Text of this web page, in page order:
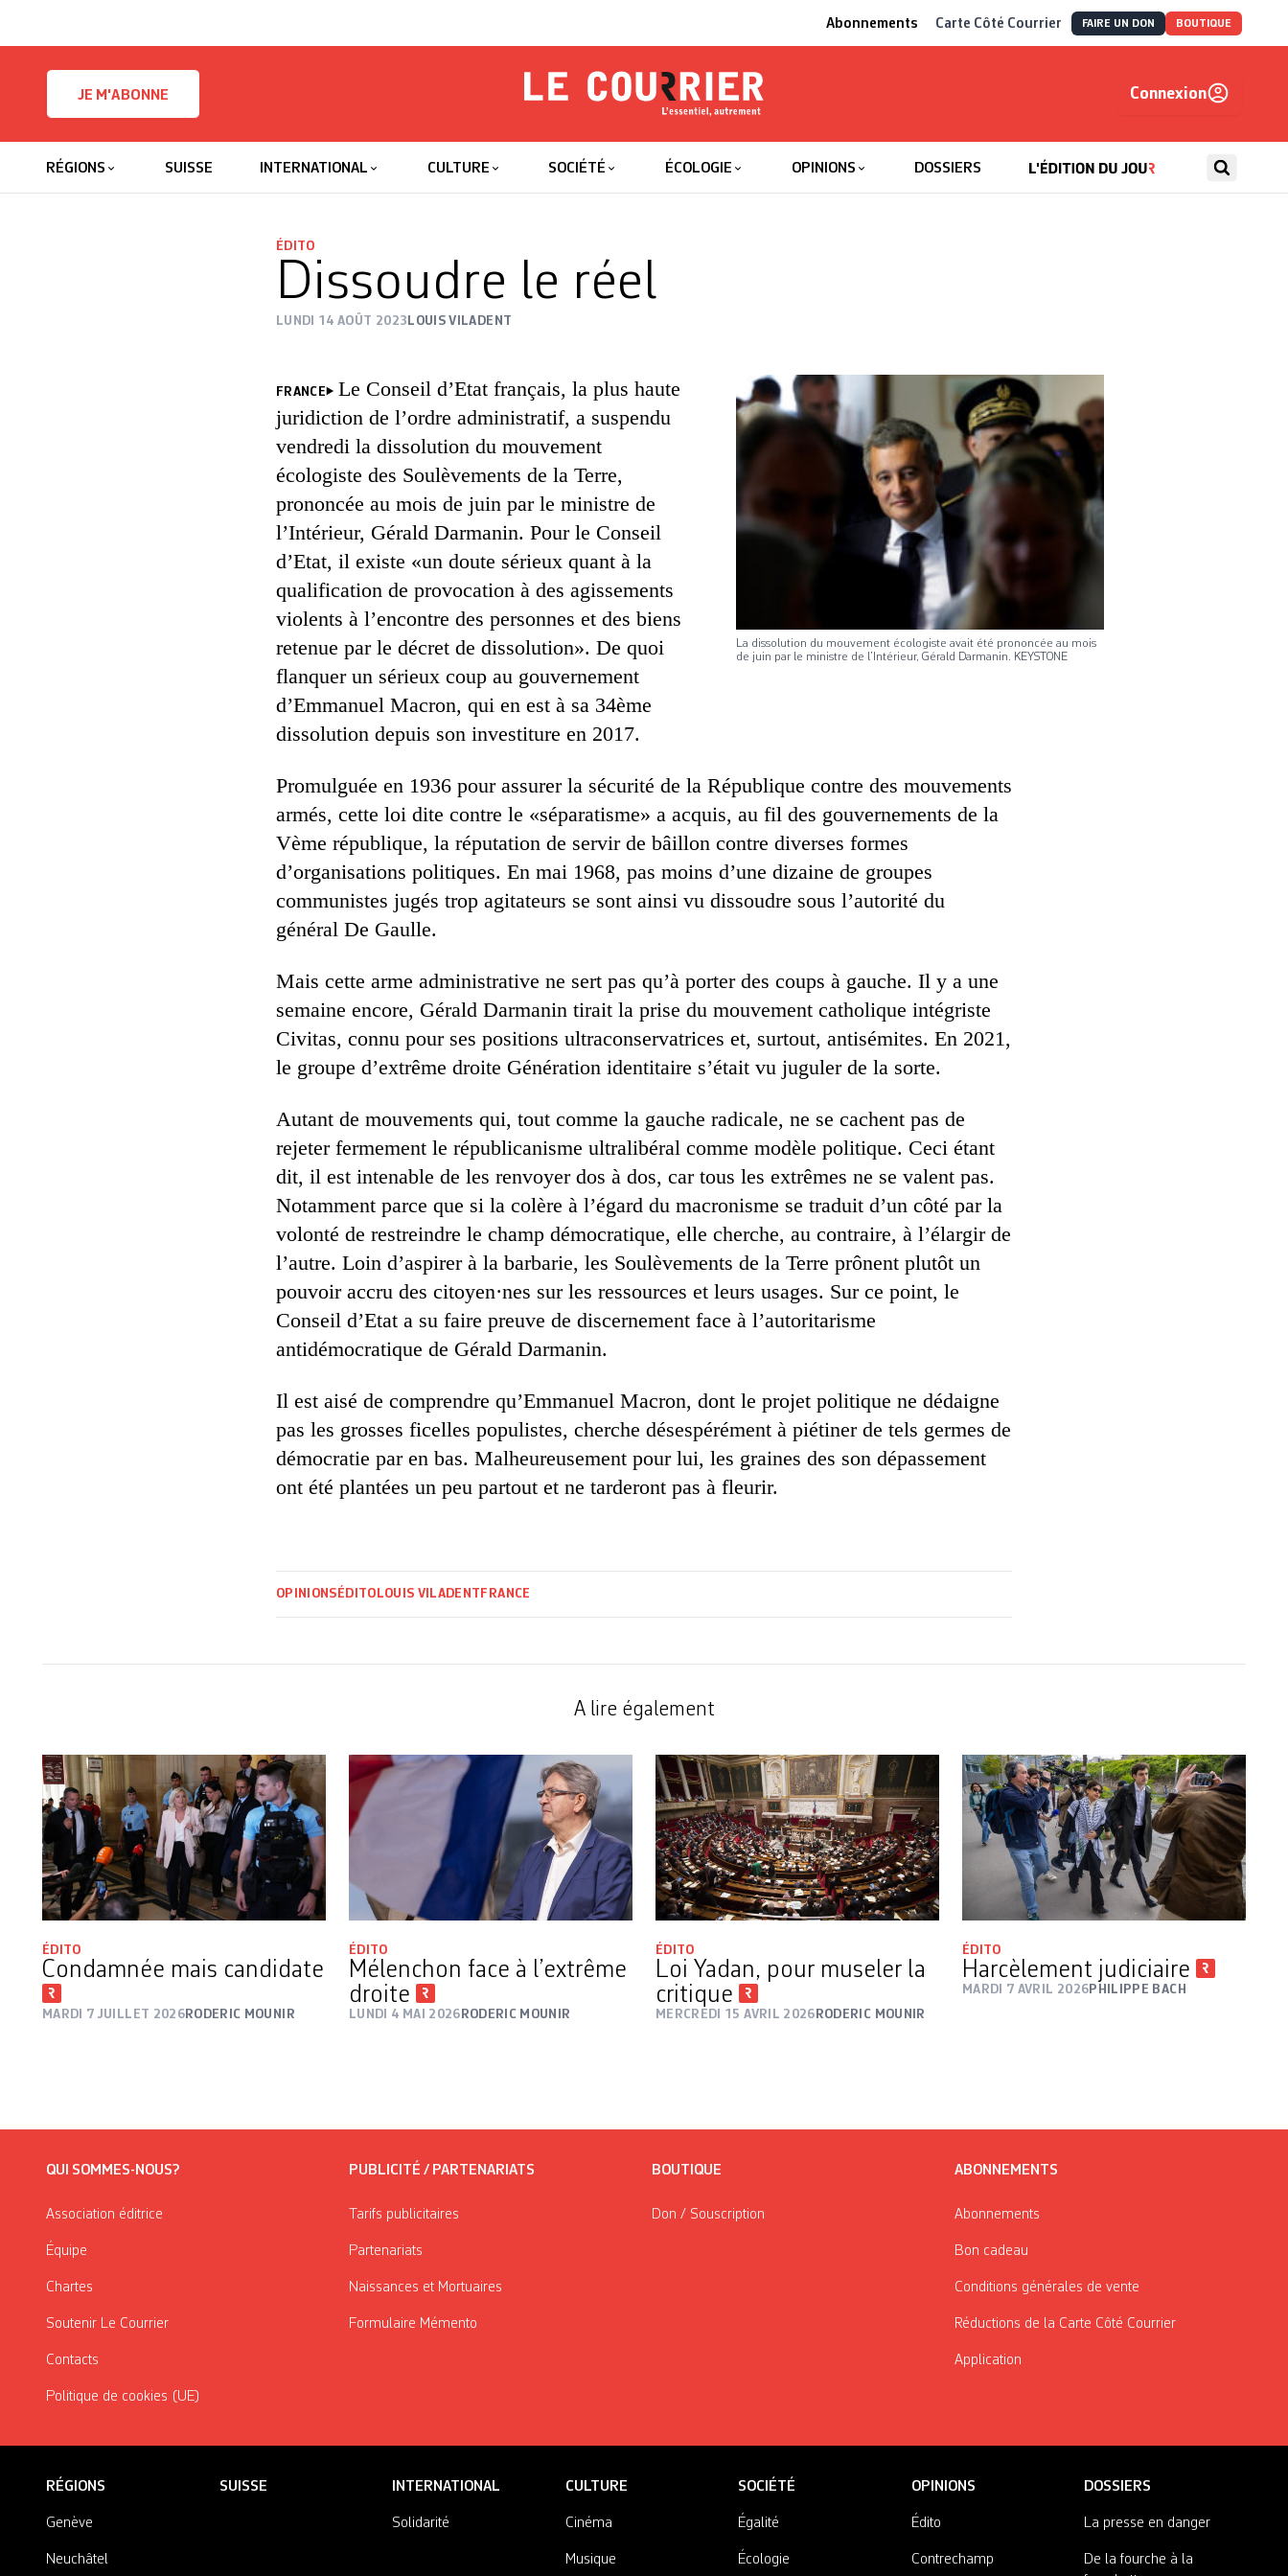
Abonnements Carte Côté Courrier FAIRE UN DON BOUTIQUE
JE M'ABONNE
Le Courrier
Connexion
RÉGIONS SUISSE INTERNATIONAL CULTURE SOCIÉTÉ ÉCOLOGIE OPINIONS DOSSIERS
ÉDITO
Dissoudre le réel
LUNDI 14 AOÛT 2023 LOUIS VILADENT
La dissolution du mouvement écologiste avait été prononcée au mois
de juin par le ministre de l’Intérieur, Gérald Darmanin. KEYSTONE
FRANCE
Le Conseil d’Etat français, la plus haute
juridiction de l’ordre administratif, a suspendu
vendredi la dissolution du mouvement
écologiste des Soulèvements de la Terre,
prononcée au mois de juin par le ministre de
l’Intérieur, Gérald Darmanin. Pour le Conseil
d’Etat, il existe «un doute sérieux quant à la
qualification de provocation à des agissements
violents à l’encontre des personnes et des biens
retenue par le décret de dissolution». De quoi
flanquer un sérieux coup au gouvernement
d’Emmanuel Macron, qui en est à sa 34ème
dissolution depuis son investiture en 2017.
Promulguée en 1936 pour assurer la sécurité de la République contre des mouvements
armés, cette loi dite contre le «séparatisme» a acquis, au fil des gouvernements de la
Vème république, la réputation de servir de bâillon contre diverses formes
d’organisations politiques. En mai 1968, pas moins d’une dizaine de groupes
communistes jugés trop agitateurs se sont ainsi vu dissoudre sous l’autorité du
général De Gaulle.
Mais cette arme administrative ne sert pas qu’à porter des coups à gauche. Il y a une
semaine encore, Gérald Darmanin tirait la prise du mouvement catholique intégriste
Civitas, connu pour ses positions ultraconservatrices et, surtout, antisémites. En 2021,
le groupe d’extrême droite Génération identitaire s’était vu juguler de la sorte.
Autant de mouvements qui, tout comme la gauche radicale, ne se cachent pas de
rejeter fermement le républicanisme ultralibéral comme modèle politique. Ceci étant
dit, il est intenable de les renvoyer dos à dos, car tous les extrêmes ne se valent pas.
Notamment parce que si la colère à l’égard du macronisme se traduit d’un côté par la
volonté de restreindre le champ démocratique, elle cherche, au contraire, à l’élargir de
l’autre. Loin d’aspirer à la barbarie, les Soulèvements de la Terre prônent plutôt un
pouvoir accru des citoyen·nes sur les ressources et leurs usages. Sur ce point, le
Conseil d’Etat a su faire preuve de discernement face à l’autoritarisme
antidémocratique de Gérald Darmanin.
Il est aisé de comprendre qu’Emmanuel Macron, dont le projet politique ne dédaigne
pas les grosses ficelles populistes, cherche désespérément à piétiner de tels germes de
démocratie par en bas. Malheureusement pour lui, les graines des son dépassement
ont été plantées un peu partout et ne tarderont pas à fleurir.
OPINIONS ÉDITO LOUIS VILADENT FRANCE
A lire également
ÉDITO
Condamnée mais candidate
MARDI 7 JUILLET 2026 RODERIC MOUNIR
ÉDITO
Mélenchon face à l’extrême
droite
LUNDI 4 MAI 2026 RODERIC MOUNIR
ÉDITO
Loi Yadan, pour museler la
critique
MERCREDI 15 AVRIL 2026 RODERIC MOUNIR
ÉDITO
Harcèlement judiciaire
MARDI 7 AVRIL 2026 PHILIPPE BACH
QUI SOMMES-NOUS?
Association éditrice
Équipe
Chartes
Soutenir Le Courrier
Contacts
Politique de cookies (UE)
PUBLICITÉ / PARTENARIATS
Tarifs publicitaires
Partenariats
Naissances et Mortuaires
Formulaire Mémento
BOUTIQUE
Don / Souscription
ABONNEMENTS
Abonnements
Bon cadeau
Conditions générales de vente
Réductions de la Carte Côté Courrier
Application
RÉGIONS
Genève
Neuchâtel
SUISSE INTERNATIONAL
Solidarité
CULTURE
Cinéma
Musique
SOCIÉTÉ
Égalité
Écologie
OPINIONS
Édito
Contrechamp
DOSSIERS
La presse en danger
De la fourche à la